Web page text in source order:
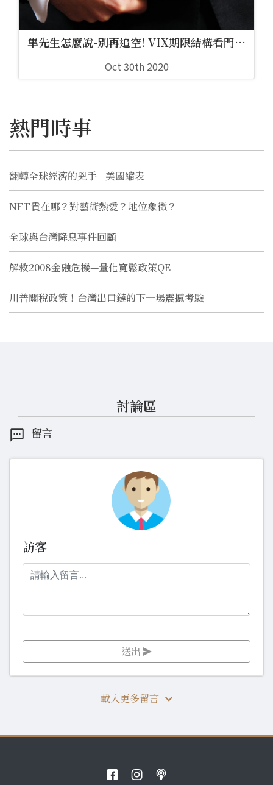
隼先生怎麼說-別再追空! VIX期限結構看門
道!
Oct 30th 2020
熱門時事
翻轉全球經濟的兇手—美國縮表
NFT貴在哪？對藝術熱愛？地位象徵？
全球與台灣降息事件回顧
解救2008金融危機—量化寬鬆政策QE
川普關稅政策！台灣出口鏈的下一場震撼考驗
討論區
留言
訪客
送出
載入更多留言